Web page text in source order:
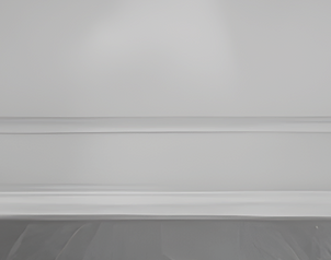
Diseño